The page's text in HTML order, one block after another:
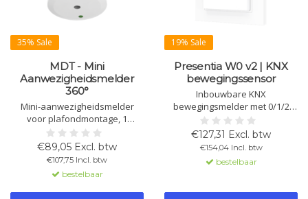
35% Sale
MDT - Mini
Aanwezigheidsmelder
360°
Mini-aanwezigheidsmelder
voor plafondmontage, 1
pyrosensor, 360° detectie, tot 4
m bereik, lichtsensor,
buskoppeling, geschikt voor
KNX-systemen.
€89,05 Excl. btw
€107,75 Incl. btw
bestelbaar
19% Sale
Presentia W0 v2 | KNX
bewegingssensor
Inbouwbare KNX
bewegingsmelder met 0/1/2
aanraaktoetsen, aanpasbare
gevoeligheid en backlight.
Detectiehoek 180°, bereik 10 m.
Compatibel met 55x55 mm
frames.
€127,31 Excl. btw
€154,04 Incl. btw
bestelbaar